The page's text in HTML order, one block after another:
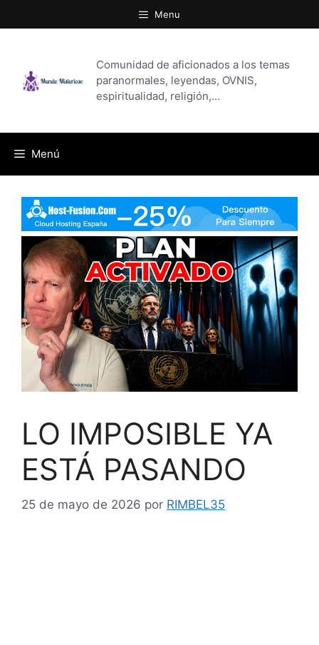
al
Menu
Comunidad de aficionados a los temas
paranormales, leyendas, OVNIS,
espiritualidad, religión,…
Menú
LO IMPOSIBLE YA
ESTÁ PASANDO
25 de mayo de 2026 por RIMBEL35